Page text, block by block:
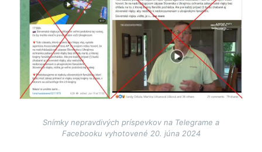
Snímky nepravdivých príspevkov na Telegrame a
Facebooku vyhotovené 20. júna 2024